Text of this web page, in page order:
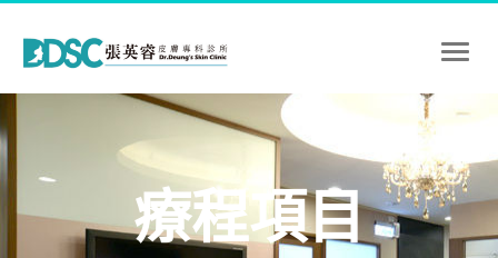
Toggle
療程項目